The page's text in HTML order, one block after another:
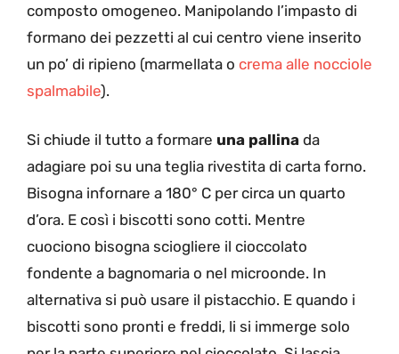
composto omogeneo. Manipolando l’impasto di
formano dei pezzetti al cui centro viene inserito
un po’ di ripieno (marmellata o crema alle nocciole
spalmabile).
Si chiude il tutto a formare una pallina da
adagiare poi su una teglia rivestita di carta forno.
Bisogna infornare a 180° C per circa un quarto
d’ora. E così i biscotti sono cotti. Mentre
cuociono bisogna sciogliere il cioccolato
fondente a bagnomaria o nel microonde. In
alternativa si può usare il pistacchio. E quando i
biscotti sono pronti e freddi, li si immerge solo